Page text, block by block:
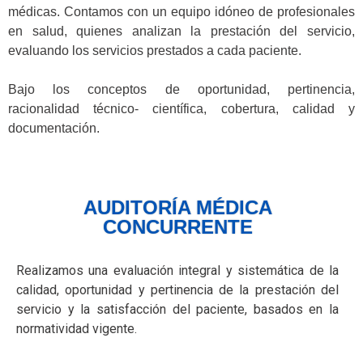
médicas. Contamos con un equipo idóneo de profesionales
en salud, quienes analizan la prestación del servicio,
evaluando los servicios prestados a cada paciente.
Bajo los conceptos de oportunidad, pertinencia,
racionalidad técnico- científica, cobertura, calidad y
documentación.
AUDITORÍA MÉDICA
CONCURRENTE
Realizamos una evaluación integral y sistemática de la
calidad, oportunidad y pertinencia de la prestación del
servicio y la satisfacción del paciente, basados en la
normatividad vigente.